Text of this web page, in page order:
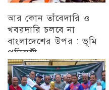
আর কোন তাঁবেদারি ও
খবরদারি চলবে না
বাংলাদেশের উপর : ভূমি
প্রতিমন্ত্রী
চট্টগ্রাম